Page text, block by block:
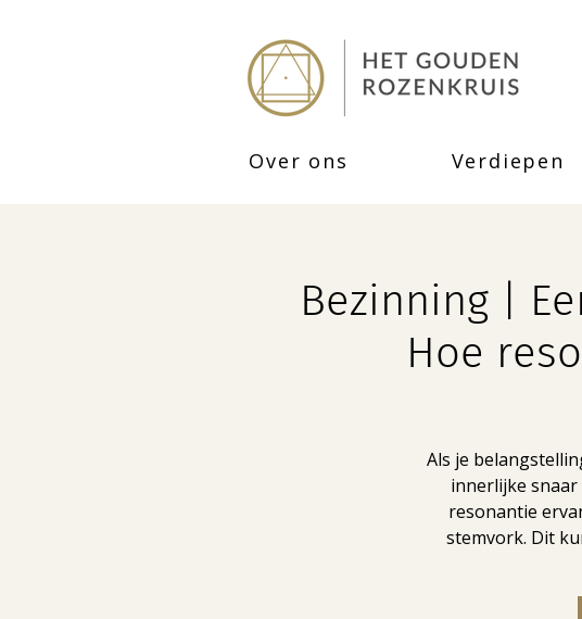
Over ons Verdiepen
Bezinning |
Hoe
Als je
innerlijke snaar
resonantie
stemvork. Dit